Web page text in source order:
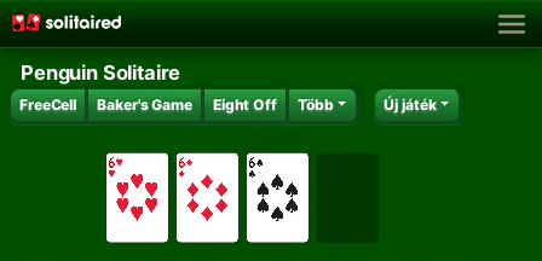
Penguin Solitaire
FreeCell Baker's Game Eight Off Több Új játék